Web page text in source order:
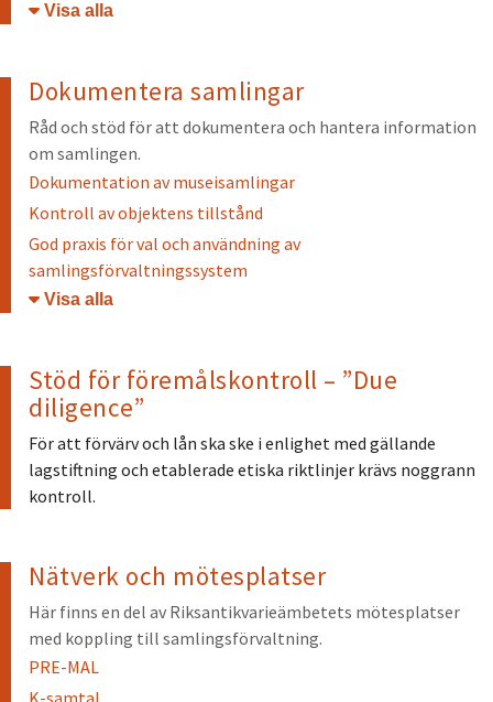
Öppna/stäng
Dokumentera samlingar
Råd och stöd för att dokumentera och hantera information
om samlingen.
Dokumentation av museisamlingar
Kontroll av objektens tillstånd
God praxis för val och användning av
samlingsförvaltningssystem
Öppna/stäng
Stöd för föremålskontroll – ”Due
diligence”
För att förvärv och lån ska ske i enlighet med gällande
lagstiftning och etablerade etiska riktlinjer krävs noggrann
kontroll.
Nätverk och mötesplatser
Här finns en del av Riksantikvarieämbetets mötesplatser
med koppling till samlingsförvaltning.
PRE-MAL
K-samtal